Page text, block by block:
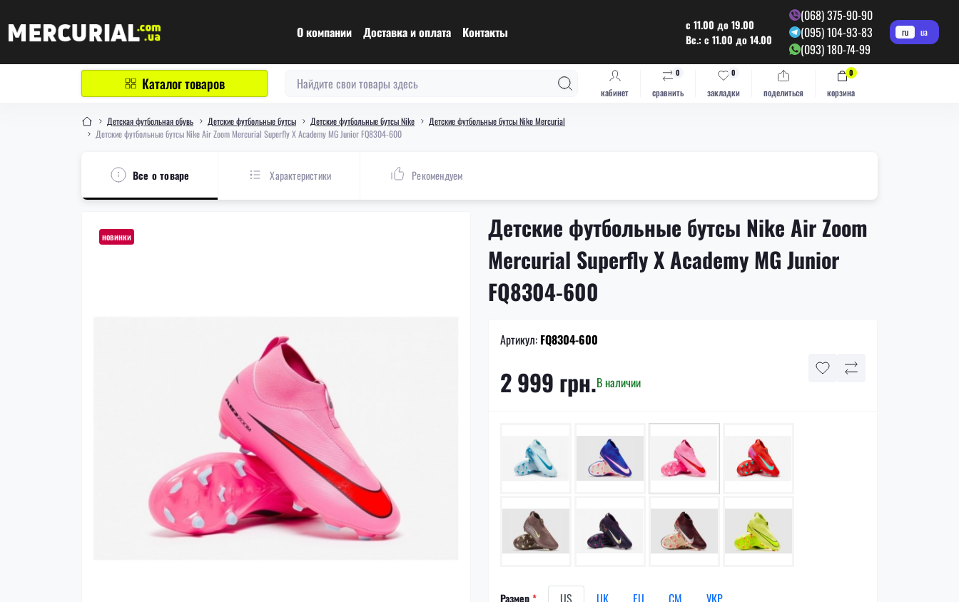
О компании Доставка и оплата Контакты
с 11.00 до 19.00
Вс.: с 11.00 до 14.00
(068) 375-90-90
(095) 104-93-83
(093) 180-74-99
ru ua
Каталог товаров кабинет сравнить
0
закладки
0
поделиться корзина
0
Детская футбольная обувь Детские футбольные бутсы Детские футбольные бутсы Nike
Детские футбольные бутсы Nike Mercurial
Детские футбольные бутсы Nike Air Zoom Mercurial Superfly X Academy MG Junior FQ8304-600
Все о товаре Характеристики Рекомендуем
новинки
Детские футбольные бутсы Nike Air Zoom
Mercurial Superfly X Academy MG Junior
FQ8304-600
Артикул: FQ8304-600
2 999 грн.В наличии
Размер* US UK EU СМ УКР